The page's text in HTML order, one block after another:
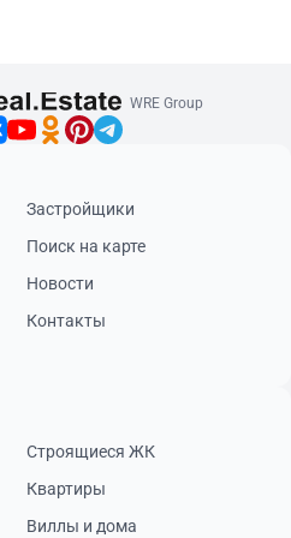
WRE Group
Застройщики
Поиск на карте
Новости
Контакты
Строящиеся ЖК
Квартиры
Виллы и дома